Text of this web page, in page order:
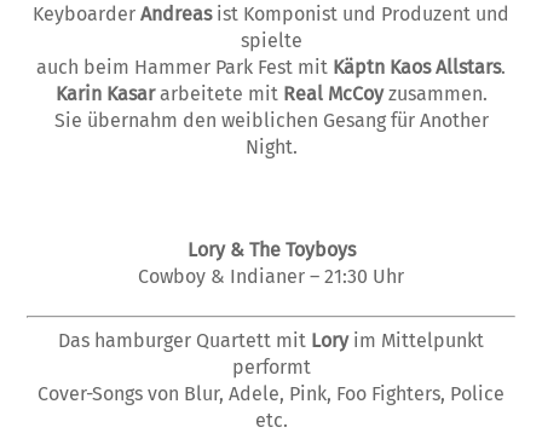
Keyboarder Andreasist Komponist und Produzent und
spielte
auch beim Hammer Park Fest mit Käptn Kaos Allstars.
Karin Kasararbeitete mit Real McCoyzusammen.
Sie übernahm den weiblichen Gesang für Another
Night.
Lory & The Toyboys
Cowboy & Indianer – 21:30 Uhr
Das hamburger Quartett mit Loryim Mittelpunkt
performt
Cover-Songs von Blur, Adele, Pink, Foo Fighters, Police
etc.